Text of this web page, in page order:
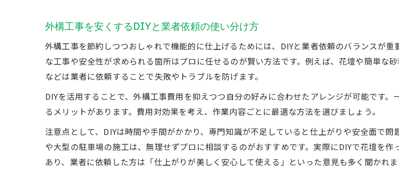
外構工事を安くするDIYと業者依頼の使い分け方
外構工事を節約しつつおしゃれで機能的に仕上げるためには、DIYと業者依頼のバランスが
な工事や安全性が求められる箇所はプロに任せるのが賢い方法です。例えば、花壇や簡単な
などは業者に依頼することで失敗やトラブルを防げます。
DIYを活用することで、外構工事費用を抑えつつ自分の好みに合わせたアレンジが可能です
るメリットがあります。費用対効果を考え、作業内容ごとに最適な方法を選びましょう。
注意点として、DIYは時間や手間がかかり、専門知識が不足していると仕上がりや安全面で
や大型の駐車場の施工は、無理せずプロに相談するのがおすすめです。実際にDIYで花壇を
あり、業者に依頼した方は「仕上がりが美しく安心して使える」といった意見も多く聞かれま